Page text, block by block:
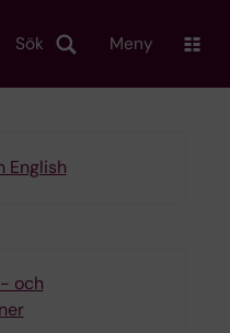
Sök Meny
English
och